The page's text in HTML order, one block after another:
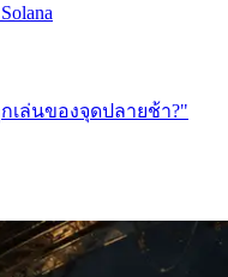
เล่นของจุดปลายช้า?"